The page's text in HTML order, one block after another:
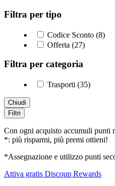
Filtra per tipo
Codice Sconto (8)
Offerta (27)
Filtra per categoria
Trasporti (35)
Chiudi
Filtri
Con ogni acquisto accumuli punti
*: più risparmi, più premi ottieni!
*Assegnazione e utilizzo punti
Attiva gratis Discoup Rewards